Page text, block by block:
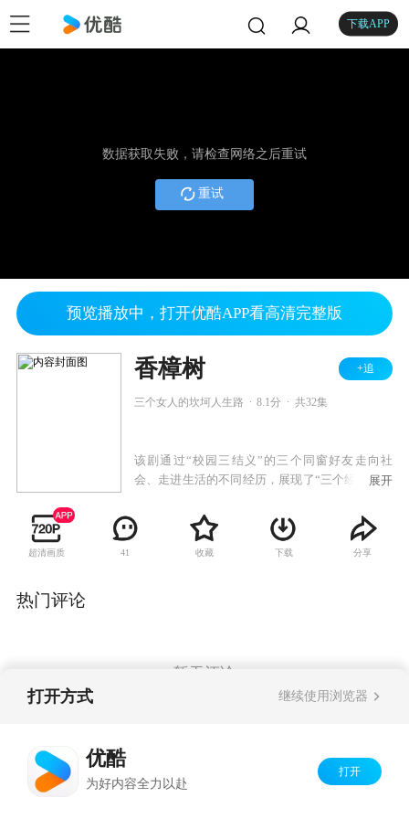
下载APP
数据获取失败，请检查网络之后重试
重试
预览播放中，打开优酷APP看高清完整版
香樟树 +追
三个女人的坎坷人生路 8.1分 共32集
该剧通过“校园三结义”的三个同窗好友走向社
会、走进生活的不同经历，展现了“三个经历曲折
友情”。
展开
超清画质 41 收藏 下载 分享
热门评论
暂无评论
打开方式 继续使用浏览器
优酷
为好内容全力以赴
打开